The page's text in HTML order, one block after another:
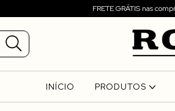
FRETE GRÁTIS nas
INÍCIO PRODUTOS